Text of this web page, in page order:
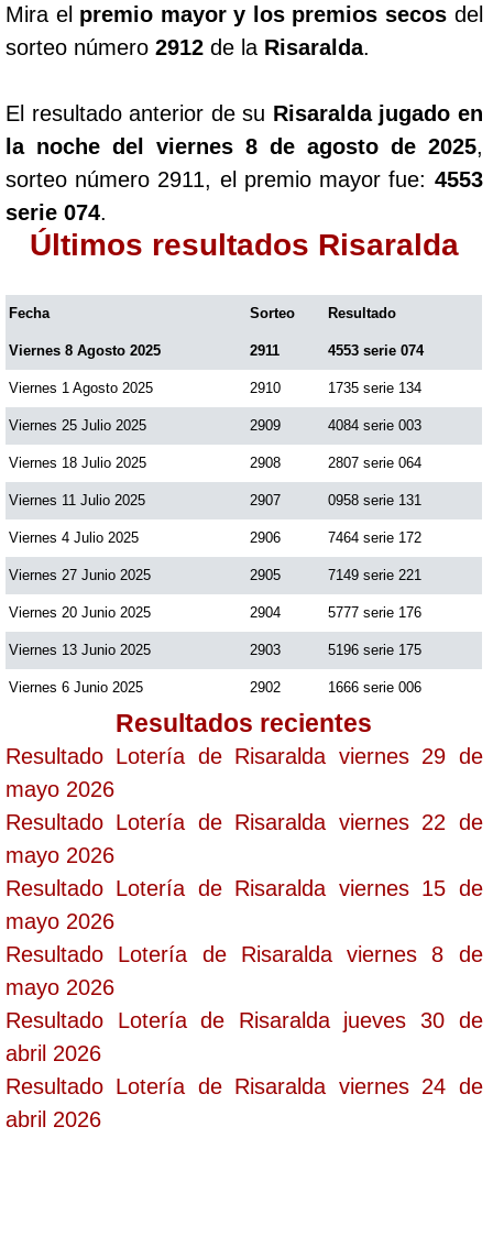
Paisita Día
Paisita 3
Pick 3 Día
Pick 3 Noche
Pick 4 Día
Pick 4 Noche
Pijao de Oro
Saman de la suerte
Sinuano Día
Sinuano Noche
Super Chontico Noche
Mira el premio mayor y los premios secosdel
sorteo número 2912 de la Risaralda.
El resultado anterior de su Risaralda jugado en
la noche del viernes 8 de agosto de 2025,
sorteo número 2911, el premio mayor fue: 4553
serie 074.
Últimos resultados Risaralda
Fecha Sorteo Resultado
Viernes 8 Agosto 2025 2911 4553 serie 074
Viernes 1 Agosto 2025 2910 1735 serie 134
Viernes 25 Julio 2025 2909 4084 serie 003
Viernes 18 Julio 2025 2908 2807 serie 064
Viernes 11 Julio 2025 2907 0958 serie 131
Viernes 4 Julio 2025 2906 7464 serie 172
Viernes 27 Junio 2025 2905 7149 serie 221
Viernes 20 Junio 2025 2904 5777 serie 176
Viernes 13 Junio 2025 2903 5196 serie 175
Viernes 6 Junio 2025 2902 1666 serie 006
Resultados recientes
Resultado Lotería de Risaralda viernes 29 de
mayo 2026
Resultado Lotería de Risaralda viernes 22 de
mayo 2026
Resultado Lotería de Risaralda viernes 15 de
mayo 2026
Resultado Lotería de Risaralda viernes 8 de
mayo 2026
Resultado Lotería de Risaralda jueves 30 de
abril 2026
Resultado Lotería de Risaralda viernes 24 de
abril 2026